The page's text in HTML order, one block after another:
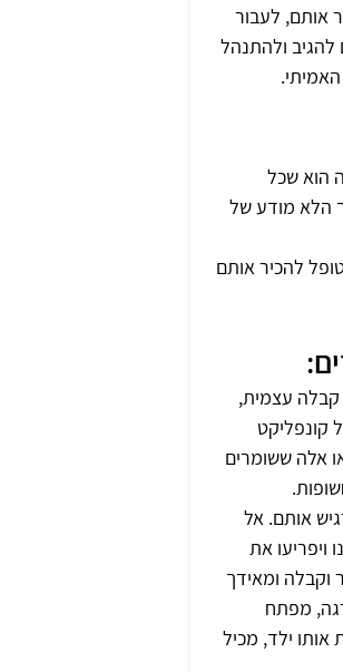
אותם, לעבור
ולהתנהל
הוא שכל
הלא מודע של
להכיר אותם
קבלה עצמית,
קונפליקט
אלה ששומרים
אותם. אל
ויפריעו את
וקבלה ומאידך
מפתח
ילד, מכיל